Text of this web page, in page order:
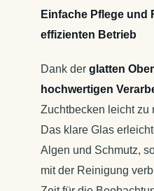
Einfache Pflege und
effizienten Betrieb
Dank der glatten
hochwertigen
Zuchtbecken leicht zu
Das klare Glas
Algen und Schmutz,
mit der Reinigung